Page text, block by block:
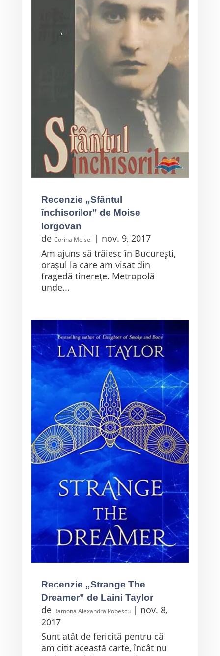
Recenzie „Sfântul
închisorilor” de Moise
Iorgovan
de Corina Moisei | nov. 9, 2017
Am ajuns să trăiesc în Bucureşti,
oraşul la care am visat din
fragedă tinereţe. Metropolă
unde...
Recenzie „Strange The
Dreamer” de Laini Taylor
de Ramona Alexandra Popescu| nov. 8,
2017
Sunt atât de fericită pentru că
am citit această carte, încât nu